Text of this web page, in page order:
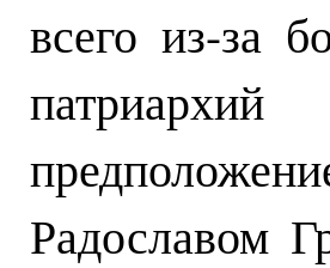
всего из-за
Радославом